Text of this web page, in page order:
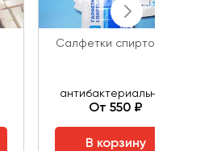
Салфетки спиртовые
антибактериальные
От 550 ₽
В корзину